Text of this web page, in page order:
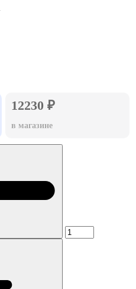
12230 ₽
в магазине